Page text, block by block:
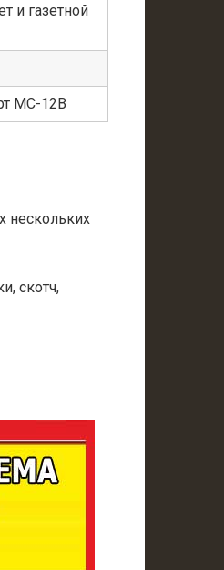
и газетной
МС-12В
нескольких
скотч,